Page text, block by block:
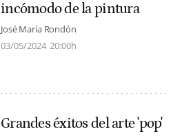
incómodo de la pintura
José María Rondón
03/05/2024 20:00h
Grandes éxitos del arte 'pop'